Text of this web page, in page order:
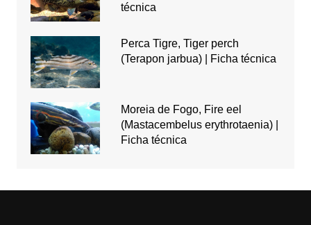
técnica
Perca Tigre, Tiger perch
(Terapon jarbua) | Ficha técnica
Moreia de Fogo, Fire eel
(Mastacembelus erythrotaenia) |
Ficha técnica